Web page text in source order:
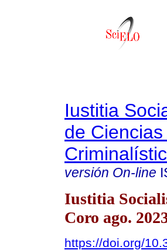
Iustitia
de
versión On-line
Iustitia
Coro ago.
https://doi.org/